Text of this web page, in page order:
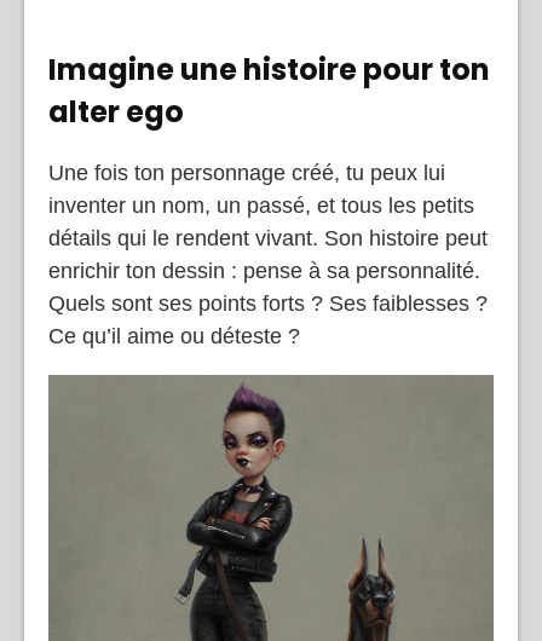
Imagine une histoire pour ton
alter ego
Une fois ton personnage créé, tu peux lui
inventer un nom, un passé, et tous les petits
détails qui le rendent vivant. Son histoire peut
enrichir ton dessin : pense à sa personnalité.
Quels sont ses points forts ? Ses faiblesses ?
Ce qu’il aime ou déteste ?